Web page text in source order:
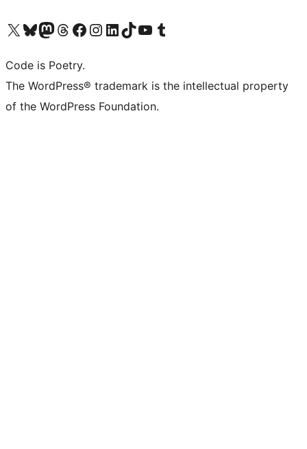
Visit our X (formerly Twitter) account
ഞങ്ങളുടെ ബ്ലൂസ്കൈ അക്കൗണ്ട് സന്ദർശിക്കുക
Visit our Mastodon account
ഞങ്ങളുടെ ത്രെഡ്സ് അക്കൗണ്ട് സന്ദർശിക്കുക
Visit our Facebook page
Visit our Instagram account
Visit our LinkedIn account
ഞങ്ങളുടെ ടിക് ടോക് അക്കൗണ്ട് സന്ദർശിക്കുക
Visit our YouTube channel
ഞങ്ങളുടെ ടംബ്ലർ അക്കൗണ്ട് സന്ദർശിക്കുക
Code is Poetry.
The WordPress® trademark is the intellectual property
of the WordPress Foundation.